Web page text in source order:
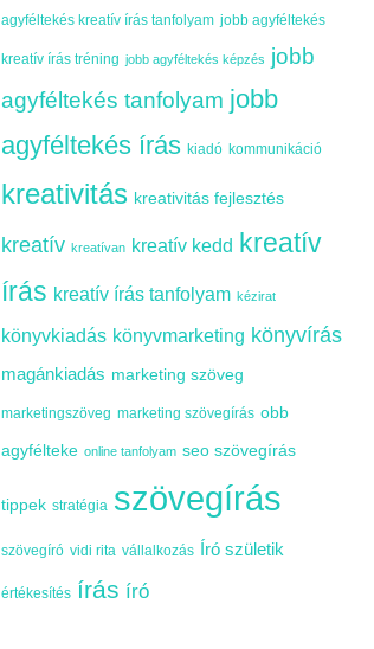
agyféltekés kreatív írás tanfolyam jobb agyféltekés
kreatív írás tréning jobb agyféltekés képzés jobb
agyféltekés tanfolyam jobb
agyféltekés írás kiadó kommunikáció
kreativitás kreativitás fejlesztés
kreatív kreatívan kreatív kedd kreatív
írás kreatív írás tanfolyam kézirat
könyvkiadás könyvmarketing könyvírás
magánkiadás marketing szöveg
marketingszöveg marketing szövegírás obb
agyfélteke online tanfolyam seo szövegírás
tippek stratégia szövegírás
szövegíró vidi rita vállalkozás Író születik
értékesítés írás író